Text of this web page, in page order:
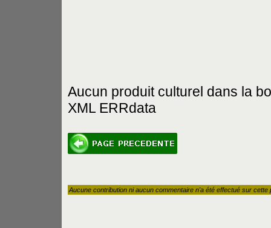
Aucun produit culturel dans la
XML ERRdata
Aucune contribution ni aucun commentaire n'a été effectué sur cette